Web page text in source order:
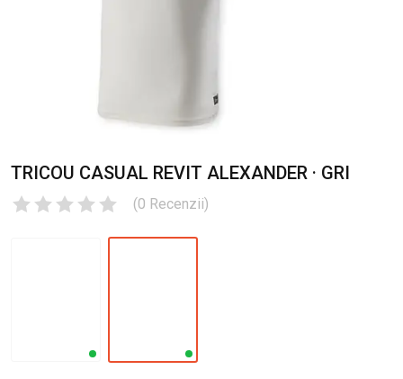
TRICOU CASUAL REVIT ALEXANDER · GRI
(0 Recenzii)